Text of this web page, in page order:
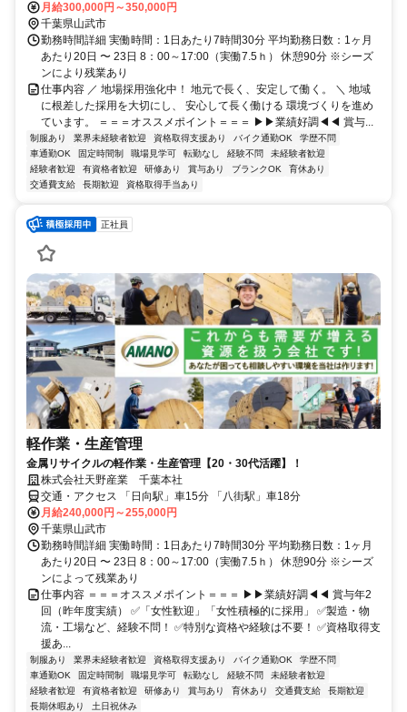
月給300,000円～350,000円
千葉県山武市
勤務時間詳細 実働時間：1日あたり7時間30分 平均勤務日数：1ヶ月
あたり20日 〜 23日 8：00～17:00（実働7.5ｈ） 休憩90分 ※シーズ
ンにより残業あり
仕事内容 ／ 地場採用強化中！ 地元で長く、安定して働く。 ＼ 地域
に根差した採用を大切にし、 安心して長く働ける 環境づくりを進め
ています。 ＝＝＝オススメポイント＝＝＝ ▶▶業績好調◀◀ 賞与...
制服あり 業界未経験者歓迎 資格取得支援あり バイク通勤OK
学歴不問
車通勤OK
固定時間制 職場見学可 転勤なし 経験不問
未経験者歓迎
経験者歓迎
有資格者歓迎 研修あり 賞与あり ブランクOK
育休あり
交通費支給
長期歓迎 資格取得手当あり
正社員
軽作業・生産管理
金属リサイクルの軽作業・生産管理【20・30代活躍】！
株式会社天野産業 千葉本社
交通・アクセス 「日向駅」車15分 「八街駅」車18分
月給240,000円～255,000円
千葉県山武市
勤務時間詳細 実働時間：1日あたり7時間30分 平均勤務日数：1ヶ月
あたり20日 〜 23日 8：00～17:00（実働7.5ｈ） 休憩90分 ※シーズ
ンによって残業あり
仕事内容 ＝＝＝オススメポイント＝＝＝ ▶▶業績好調◀◀ 賞与年2
回（昨年度実績） ✅「女性歓迎」「女性積極的に採用」 ✅製造・物
流・工場など、経験不問！ ✅特別な資格や経験は不要！ ✅資格取得支
援あ...
制服あり 業界未経験者歓迎 資格取得支援あり バイク通勤OK
学歴不問
車通勤OK
固定時間制 職場見学可 転勤なし 経験不問
未経験者歓迎
経験者歓迎
有資格者歓迎 研修あり 賞与あり 育休あり 交通費支給
長期歓迎
長期休暇あり
土日祝休み